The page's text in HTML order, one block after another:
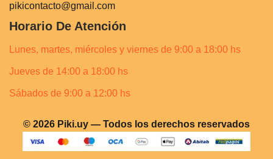
pikicontacto@gmail.com
Horario De Atención
Lunes, martes, miércoles y viernes de 9:00 a 18:00 hs
Jueves de 14:00 a 18:00 hs
Sábados de 9:00 a 12:00 hs
© 2026 Piki.uy — Todos los derechos reservados